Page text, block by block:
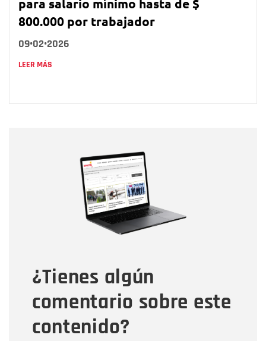
para salario mínimo hasta de $
800.000 por trabajador
09•02•2026
LEER MÁS
¿Tienes algún
comentario sobre este
contenido?
Correo electrónico
Tipo de comentario
Mensaje